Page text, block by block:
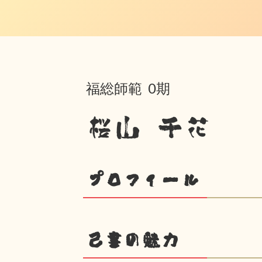
福総師範 0期
桜山 千花
プロフィール
己書の魅力